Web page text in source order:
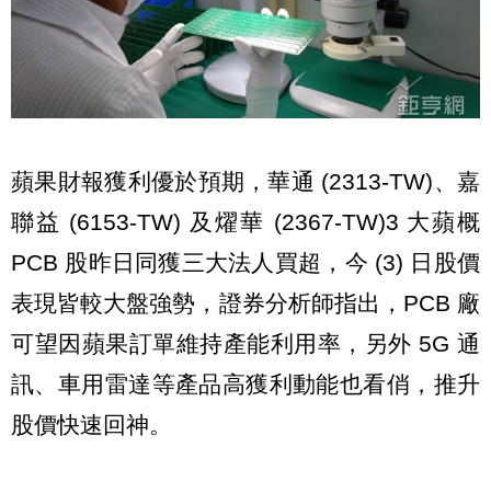
蘋果財報獲利優於預期，華通 (2313-TW)、嘉
聯益 (6153-TW) 及燿華 (2367-TW)3 大蘋概
PCB 股昨日同獲三大法人買超，今 (3) 日股價
表現皆較大盤強勢，證券分析師指出，PCB 廠
可望因蘋果訂單維持產能利用率，另外 5G 通
訊、車用雷達等產品高獲利動能也看俏，推升
股價快速回神。